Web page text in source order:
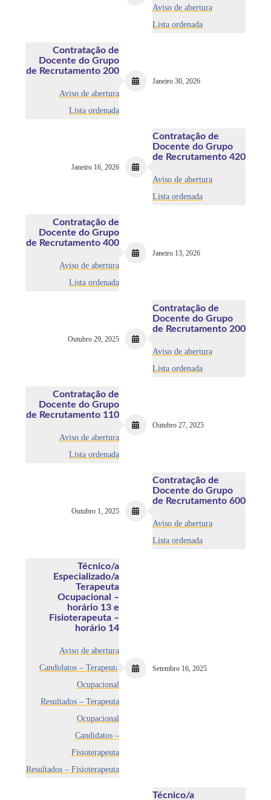
Aviso de abertura
Lista ordenada
Contratação de
Docente do Grupo
de Recrutamento 200
Aviso de abertura
Lista ordenada
Janeiro 30, 2026
Contratação de
Docente do Grupo
de Recrutamento 420
Aviso de abertura
Lista ordenada
Janeiro 16, 2026
Contratação de
Docente do Grupo
de Recrutamento 400
Aviso de abertura
Lista ordenada
Janeiro 13, 2026
Contratação de
Docente do Grupo
de Recrutamento 200
Aviso de abertura
Lista ordenada
Outubro 29, 2025
Contratação de
Docente do Grupo
de Recrutamento 110
Aviso de abertura
Lista ordenada
Outubro 27, 2025
Contratação de
Docente do Grupo
de Recrutamento 600
Aviso de abertura
Lista ordenada
Outubro 1, 2025
Técnico/a
Especializado/a
Terapeuta
Ocupacional –
horário 13 e
Fisioterapeuta –
horário 14
Aviso de abertura
Candidatos – Terapeuta
Ocupacional
Resultados – Terapeuta
Ocupacional
Candidatos –
Fisioterapeuta
Resultados – Fisioterapeuta
Setembro 16, 2025
Técnico/a